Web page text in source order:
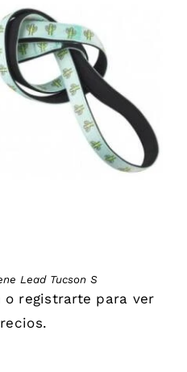
Lead Tucson S
o registrarte para ver